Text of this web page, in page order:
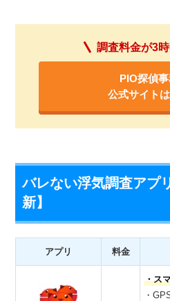
調査料金が3時
PIO探偵
公式サイト
バレない浮気調査アプ
新】
アプリ 料金
・ス
・